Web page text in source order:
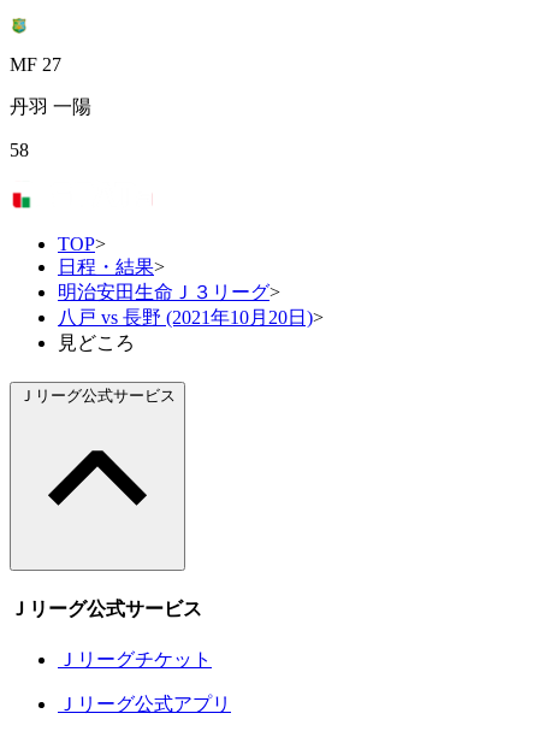
MF 27
丹羽 一陽
58
TOP>
日程・結果>
明治安田生命Ｊ３リーグ>
八戸 vs 長野 (2021年10月20日)>
見どころ
Ｊリーグ公式サービス
Ｊリーグ公式サービス
Ｊリーグチケット
Ｊリーグ公式アプリ